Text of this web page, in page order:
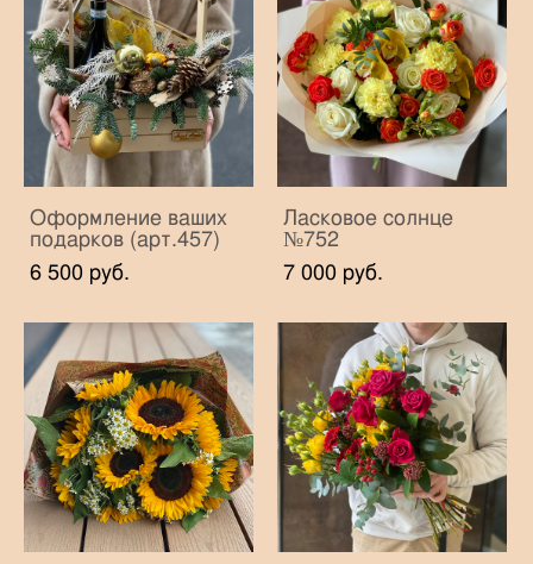
Оформление ваших
подарков (арт.457)
6 500 pуб.
Ласковое солнце
№752
7 000 pуб.